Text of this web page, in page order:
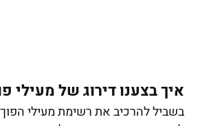
איך בצענו דירוג של מעילי
בשביל להרכיב את רשימת מעילי